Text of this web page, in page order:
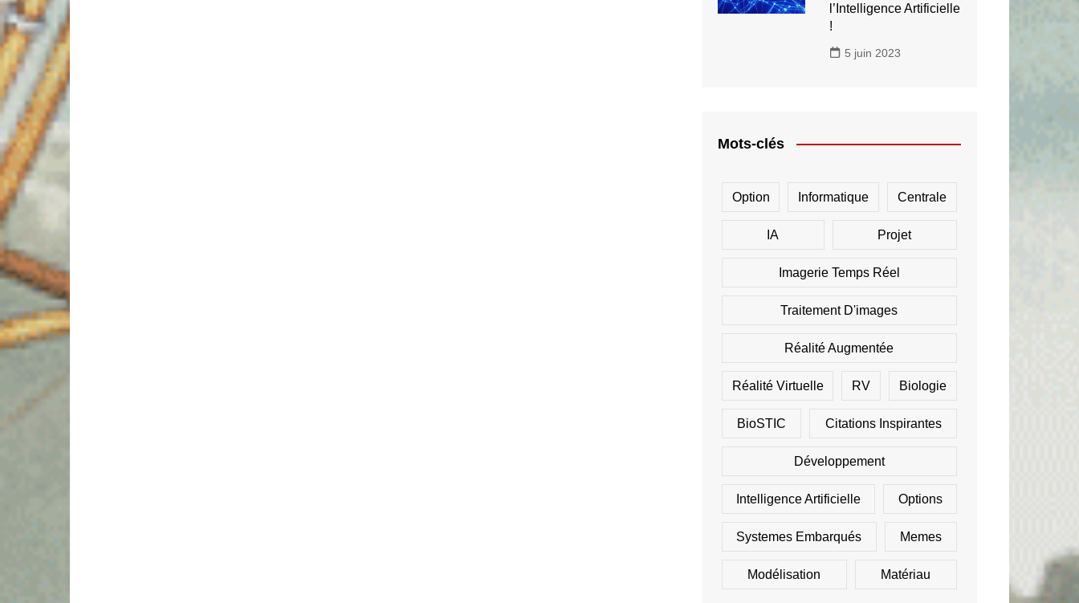
l’Intelligence Artificielle
!
5 juin 2023
Mots-clés
Option Informatique Centrale
IA Projet
Imagerie Temps Réel
Traitement D'images
Réalité Augmentée
Réalité Virtuelle RV Biologie
BioSTIC Citations Inspirantes
Développement
Intelligence Artificielle Options
Systemes Embarqués Memes
Modélisation Matériau